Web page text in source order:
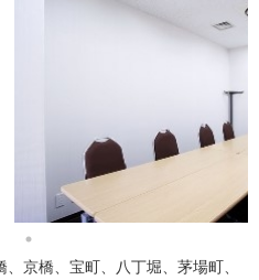
京橋、宝町、八丁堀、茅場町、